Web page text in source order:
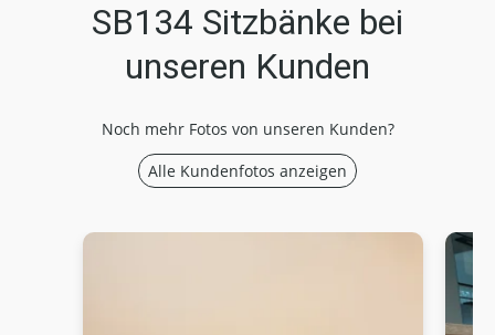
SB134 Sitzbänke bei
unseren Kunden
Noch mehr Fotos von unseren Kunden?
Alle Kundenfotos anzeigen